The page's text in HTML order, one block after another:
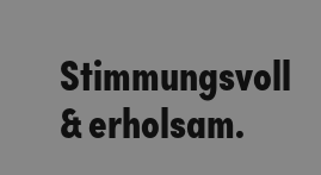
Stimmungsvoll
& erholsam.